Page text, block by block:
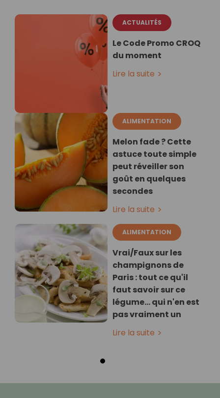
ACTUALITÉS
Le Code Promo CROQ
du moment
Lire la suite
ALIMENTATION
Melon fade ? Cette
astuce toute simple
peut réveiller son
goût en quelques
secondes
Lire la suite
ALIMENTATION
Vrai/Faux sur les
champignons de
Paris : tout ce qu'il
faut savoir sur ce
légume… qui n'en est
pas vraiment un
Lire la suite